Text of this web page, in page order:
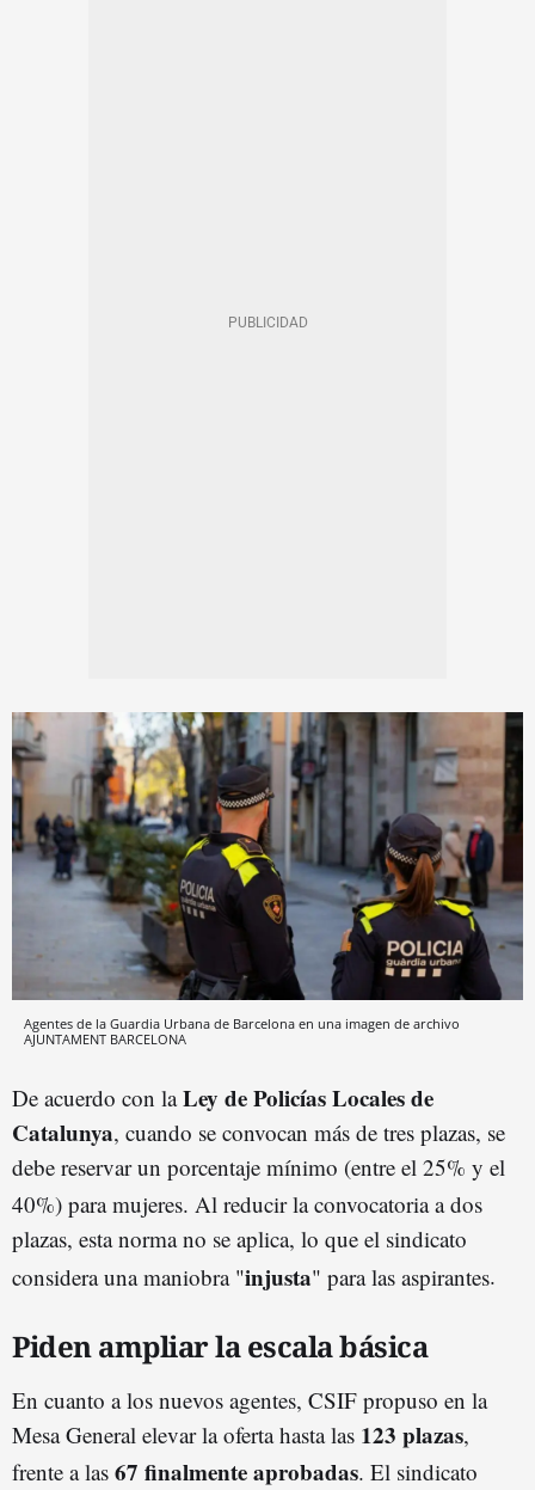
Agentes de la Guardia Urbana de Barcelona en una imagen de archivo
AJUNTAMENT BARCELONA
De acuerdo con laLey de Policías Locales de
Catalunya, cuando se convocan más de tres plazas, se
debe reservar un porcentaje mínimo (entre el 25% y el
40%) para mujeres. Al reducir la convocatoria a dos
plazas, esta norma no se aplica, lo que el sindicato
considera una maniobra "injusta" para las aspirantes.
Piden ampliar la escala básica
En cuanto a los nuevos agentes, CSIF propuso en la
Mesa General elevar la oferta hasta las 123 plazas,
frente a las 67 finalmente aprobadas. El sindicato